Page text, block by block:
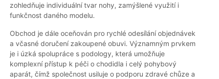
zohledňuje individuální tvar nohy, zamýšlené využití i
funkčnost daného modelu.
Obchod je dále oceňován pro rychlé odesílání objednávek
a včasné doručení zakoupené obuvi. Významným prvkem
je i úzká spolupráce s podology, která umožňuje
komplexní přístup k péči o chodidla i celý pohybový
aparát, čímž společnost usiluje o podporu zdravé chůze a